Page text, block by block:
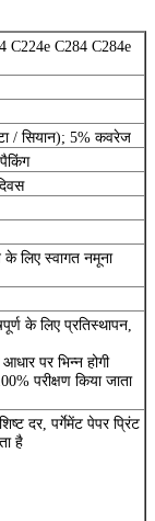
C224e C284 C284e
/ सियान); 5% कवरेज
के लिए स्वागत नमूना
के लिए प्रतिस्थापन,
पर भिन्न होगी
परीक्षण किया जाता
दर, पर्गेमेंट पेपर प्रिंट
है